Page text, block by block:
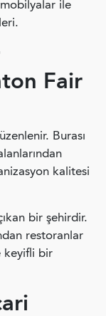
ile
Fair
Burası
kalitesi
bir şehirdir.
restoranlar
keyifli bir